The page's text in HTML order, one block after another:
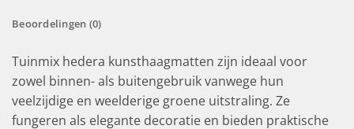
Beoordelingen (0)
Tuinmix hedera kunsthaagmatten zijn ideaal voor
zowel binnen- als buitengebruik vanwege hun
veelzijdige en weelderige groene uitstraling. Ze
fungeren als elegante decoratie en bieden praktische